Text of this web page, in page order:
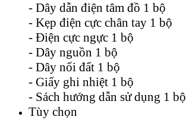
- Dây dẫn điện tâm đồ 1 bộ
- Kẹp điện cực chân tay 1 bộ
- Điện cực ngực 1 bộ
- Dây nguồn 1 bộ
- Dây nối đất 1 bộ
- Giấy ghi nhiệt 1 bộ
- Sách hướng dẫn sử dụng 1 bộ
Tùy chọn